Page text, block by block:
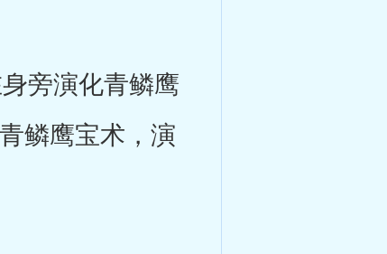
旁演化青鳞鹰
鳞鹰宝术，演